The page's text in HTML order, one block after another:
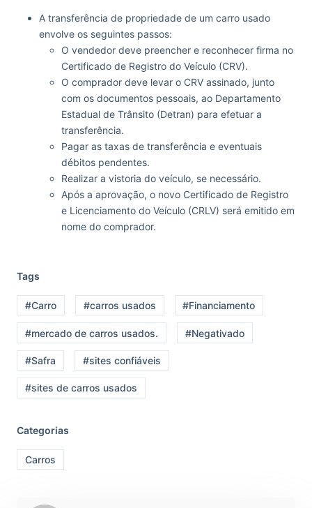
A transferência de propriedade de um carro usado
envolve os seguintes passos:
O vendedor deve preencher e reconhecer firma no
Certificado de Registro do Veículo (CRV).
O comprador deve levar o CRV assinado, junto
com os documentos pessoais, ao Departamento
Estadual de Trânsito (Detran) para efetuar a
transferência.
Pagar as taxas de transferência e eventuais
débitos pendentes.
Realizar a vistoria do veículo, se necessário.
Após a aprovação, o novo Certificado de Registro
e Licenciamento do Veículo (CRLV) será emitido em
nome do comprador.
Tags
#Carro #carros usados #Financiamento
#mercado de carros usados. #Negativado
#Safra #sites confiáveis
#sites de carros usados
Categorias
Carros